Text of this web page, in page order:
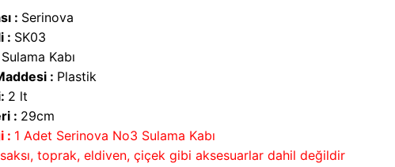
: Serinova
: SK03
Sulama Kabı
: Plastik
2 lt
: 29cm
: 1 Adet Serinova No3 Sulama Kabı
toprak, eldiven, çiçek gibi aksesuarlar dahil değildir